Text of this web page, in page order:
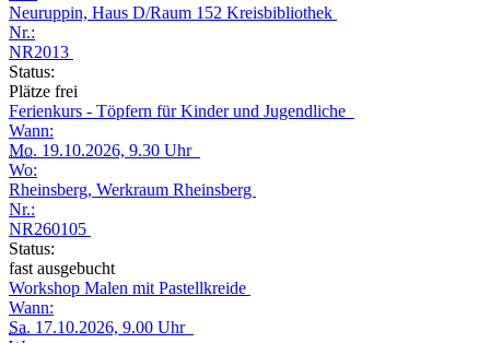
Neuruppin, Haus D/Raum 152 Kreisbibliothek
Nr.:
NR2013
Status:
Plätze frei
Ferienkurs - Töpfern für Kinder und Jugendliche
Wann:
Mo. 19.10.2026, 9.30 Uhr
Wo:
Rheinsberg, Werkraum Rheinsberg
Nr.:
NR260105
Status:
fast ausgebucht
Workshop Malen mit Pastellkreide
Wann:
Sa. 17.10.2026, 9.00 Uhr